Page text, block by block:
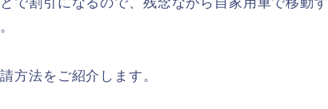
方法をご紹介します。